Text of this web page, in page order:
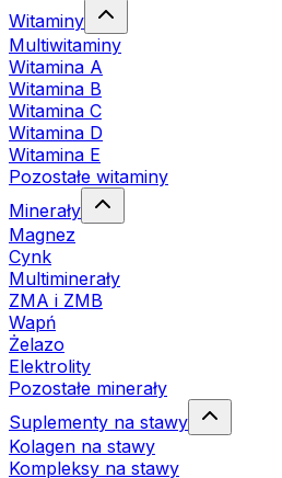
Witaminy
Multiwitaminy
Witamina A
Witamina B
Witamina C
Witamina D
Witamina E
Pozostałe witaminy
Minerały
Magnez
Cynk
Multiminerały
ZMA i ZMB
Wapń
Żelazo
Elektrolity
Pozostałe minerały
Suplementy na stawy
Kolagen na stawy
Kompleksy na stawy